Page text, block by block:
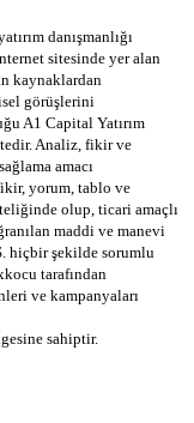
danışmanlığı
sitesinde yer alan
kaynaklardan
görüşlerini
A1 Capital Yatırım
Analiz, fikir ve
amacı
yorum, tablo ve
olup, ticari amaçlı
maddi ve manevi
hiçbir şekilde sorumlu
tarafından
ve kampanyaları
sahiptir.